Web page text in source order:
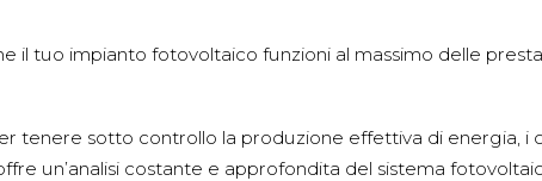
il tuo impianto fotovoltaico funzioni al massimo delle
tenere sotto controllo la produzione effettiva di energia, i
un’analisi costante e approfondita del sistema